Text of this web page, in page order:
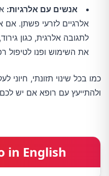
אנשים עם אלרגיות:
אלרגיים לזרעי פשתן.
לתגובה אלרגית, כגון
את השימוש ופנו לטיפול
כמו בכל שינוי תזונתי,
ולהתייעץ עם רופא אם יש
in English